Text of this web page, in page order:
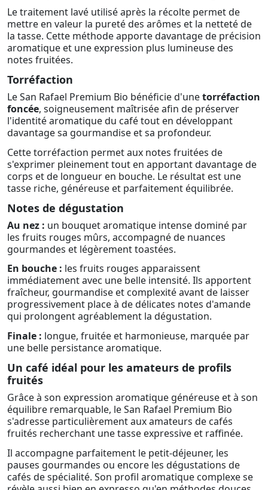
Le traitement lavé utilisé après la récolte permet de
mettre en valeur la pureté des arômes et la netteté de
la tasse. Cette méthode apporte davantage de précision
aromatique et une expression plus lumineuse des
notes fruitées.
Torréfaction
Le San Rafael Premium Bio bénéficie d'unetorréfaction
foncée, soigneusement maîtrisée afin de préserver
l'identité aromatique du café tout en développant
davantage sa gourmandise et sa profondeur.
Cette torréfaction permet aux notes fruitées de
s'exprimer pleinement tout en apportant davantage de
corps et de longueur en bouche. Le résultat est une
tasse riche, généreuse et parfaitement équilibrée.
Notes de dégustation
Au nez : un bouquet aromatique intense dominé par
les fruits rouges mûrs, accompagné de nuances
gourmandes et légèrement toastées.
En bouche : les fruits rouges apparaissent
immédiatement avec une belle intensité. Ils apportent
fraîcheur, gourmandise et complexité avant de laisser
progressivement place à de délicates notes d'amande
qui prolongent agréablement la dégustation.
Finale : longue, fruitée et harmonieuse, marquée par
une belle persistance aromatique.
Un café idéal pour les amateurs de profils
fruités
Grâce à son expression aromatique généreuse et à son
équilibre remarquable, le San Rafael Premium Bio
s'adresse particulièrement aux amateurs de cafés
fruités recherchant une tasse expressive et raffinée.
Il accompagne parfaitement le petit-déjeuner, les
pauses gourmandes ou encore les dégustations de
cafés de spécialité. Son profil aromatique complexe se